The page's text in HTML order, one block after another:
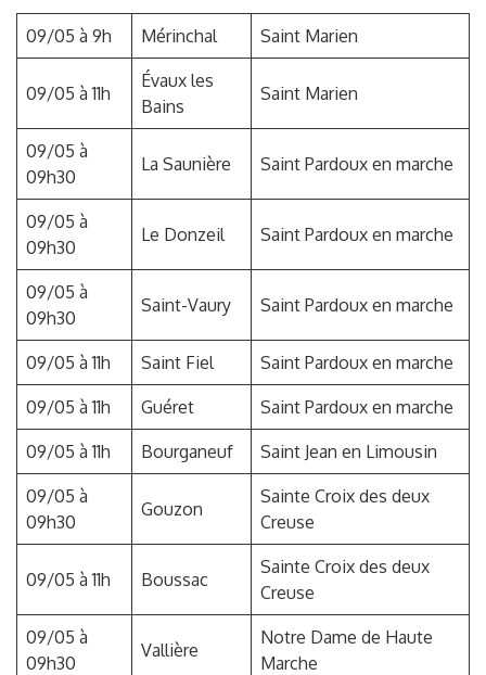
09/05 à 9h Mérinchal Saint Marien
09/05 à 11h
Évaux les
Bains
Saint Marien
09/05 à
09h30
La Saunière Saint Pardoux en marche
09/05 à
09h30
Le Donzeil Saint Pardoux en marche
09/05 à
09h30
Saint-Vaury Saint Pardoux en marche
09/05 à 11h Saint Fiel Saint Pardoux en marche
09/05 à 11h Guéret Saint Pardoux en marche
09/05 à 11h Bourganeuf Saint Jean en Limousin
09/05 à
09h30
Gouzon
Sainte Croix des deux
Creuse
09/05 à 11h Boussac
Sainte Croix des deux
Creuse
09/05 à
09h30
Vallière
Notre Dame de Haute
Marche